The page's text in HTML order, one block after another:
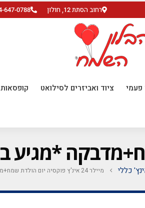
רחוב הסתת 12, חולון 647-0788
פעמי ציוד ואביזרים לסילואט קופסאות
מיילר 24 אינ'ץ פוקסיה יום הולדת שמח+מדבקה *מגיע בסיטונאות חבילה של 5 יח'*